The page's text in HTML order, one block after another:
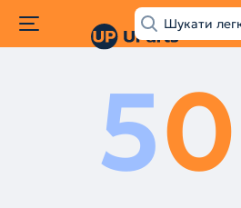
50